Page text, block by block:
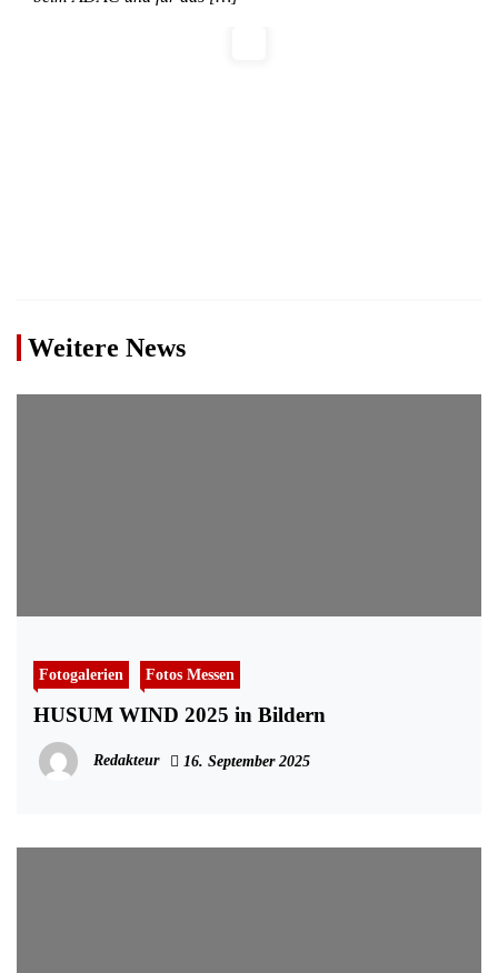
Weitere News
Fotogalerien Fotos Messen
HUSUM WIND 2025 in Bildern
Redakteur 16. September 2025